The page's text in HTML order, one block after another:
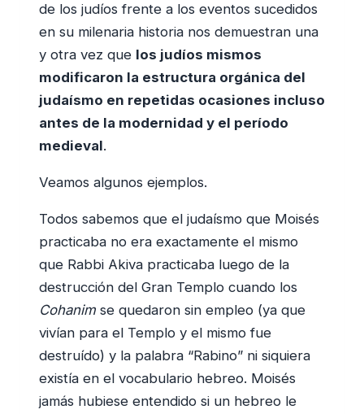
de los judíos frente a los eventos sucedidos
en su milenaria historia nos demuestran una
y otra vez que los judíos mismos
modificaron la estructura orgánica del
judaísmo en repetidas ocasiones incluso
antes de la modernidad y el período
medieval.
Veamos algunos ejemplos.
Todos sabemos que el judaísmo que Moisés
practicaba no era exactamente el mismo
que Rabbi Akiva practicaba luego de la
destrucción del Gran Templo cuando los
Cohanim se quedaron sin empleo (ya que
vivían para el Templo y el mismo fue
destruído) y la palabra “Rabino” ni siquiera
existía en el vocabulario hebreo. Moisés
jamás hubiese entendido si un hebreo le